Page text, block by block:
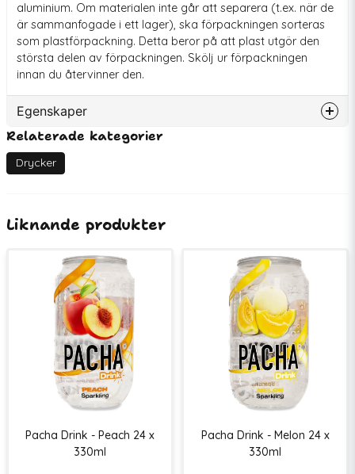
aluminium. Om materialen inte går att separera (t.ex. när de
är sammanfogade i ett lager), ska förpackningen sorteras
som plastförpackning. Detta beror på att plast utgör den
största delen av förpackningen. Skölj ur förpackningen
innan du återvinner den.
Egenskaper
Artikelnummer
EAN
Relaterade kategorier
Drycker
Liknande produkter
Pacha Drink - Peach 24 x
330ml
Pacha Drink - Melon 24 x
330ml